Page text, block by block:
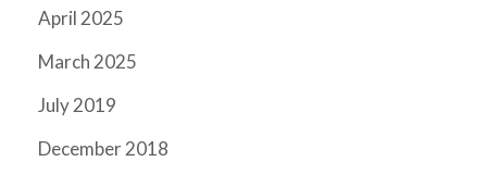
April 2025
March 2025
July 2019
December 2018